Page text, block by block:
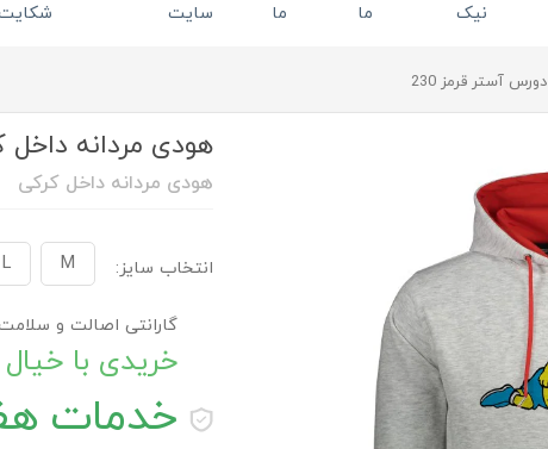
نیک
ما
ما
سایت
آستر قرمز 230
هودی مردانه داخل
هودی مردانه داخل کرکی
انتخاب سایز: M
L
گارانتی اصالت و
خریدی با
خدمات